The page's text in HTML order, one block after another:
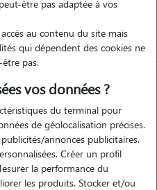
être pas adaptée à vos
au contenu du site mais
qui dépendent des cookies ne
pas.
vos données ?
du terminal pour
de géolocalisation précises.
annonces publicitaires.
Créer un profil
la performance du
les produits. Stocker et/ou